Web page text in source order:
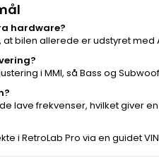
hardware?
bilen allerede er udstyret
i MMI, så Bass og
lave frekvenser, hvilket giver
i RetroLab Pro via en guidet